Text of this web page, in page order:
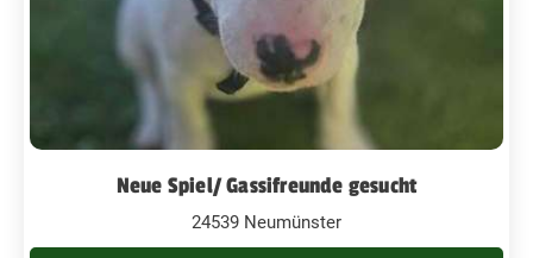
Neue Spiel/ Gassifreunde gesucht
24539 Neumünster